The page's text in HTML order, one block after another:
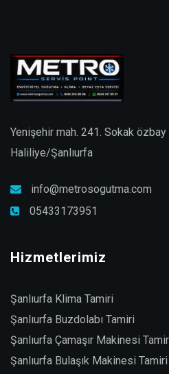
Yenişehir mah. 241. Sokak özbay
Haliliye/Şanlıurfa
info@metrosogutma.com
05433173951
Hizmetlerimiz
Şanlıurfa Klima Tamiri
Şanlıurfa Buzdolabı Tamiri
Şanlıurfa Çamaşır Makinesi
Şanlıurfa Bulaşık Makinesi Tamiri